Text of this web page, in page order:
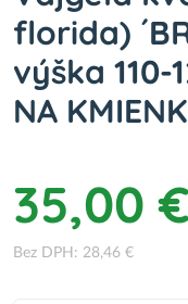
florida)
výška 110-
NA
35,00 €
Bez DPH: 28,46 €